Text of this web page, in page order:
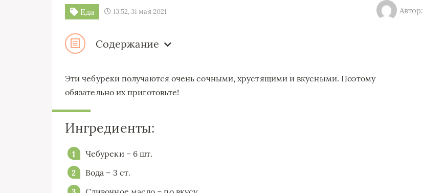
Еда 13:52, 31 мая 2021 Автор:
Содержание
Эти чебуреки получаются очень сочными, хрустящими и вкусными. Поэтому
обязательно их приготовьте!
Ингредиенты:
Чебуреки – 6 шт.
Вода – 3 ст.